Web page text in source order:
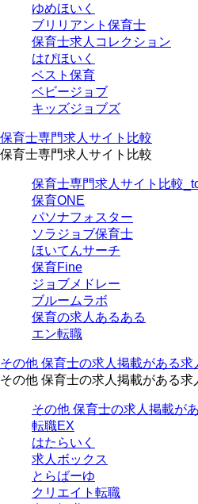
ゆめほいく
ブリリアント保育士
保育士求人コレクション
はぴほいく
ベスト保育
ベビージョブ
キッズジョブズ
保育士専門求人サイト比較
保育士専門求人サイト比較
保育士専門求人サイト比較
保育ONE
パソナフォスター
ソラジョブ保育士
ほいてんサーチ
保育Fine
ジョブメドレー
ブルームラボ
保育の求人あるある
エン転職
その他 保育士の求人掲載がある求
その他 保育士の求人掲載がある求
その他 保育士の求人掲載が
転職EX
はたらいく
求人ボックス
とらばーゆ
クリエイト転職